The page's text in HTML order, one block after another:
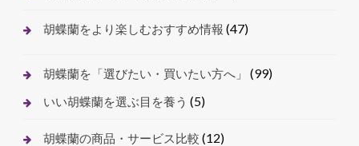
胡蝶蘭をより楽しむおすすめ情報 (47)
胡蝶蘭を「選びたい・買いたい方へ」 (99)
いい胡蝶蘭を選ぶ目を養う (5)
胡蝶蘭の商品・サービス比較 (12)